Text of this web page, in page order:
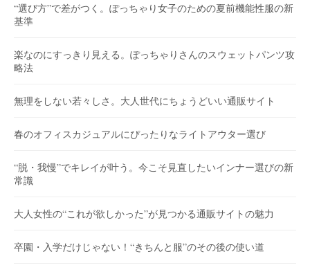
“選び方”で差がつく。ぽっちゃり女子のための夏前機能性服の新
基準
楽なのにすっきり見える。ぽっちゃりさんのスウェットパンツ攻
略法
無理をしない若々しさ。大人世代にちょうどいい通販サイト
春のオフィスカジュアルにぴったりなライトアウター選び
“脱・我慢”でキレイが叶う。今こそ見直したいインナー選びの新
常識
大人女性の“これが欲しかった”が見つかる通販サイトの魅力
卒園・入学だけじゃない！“きちんと服”のその後の使い道